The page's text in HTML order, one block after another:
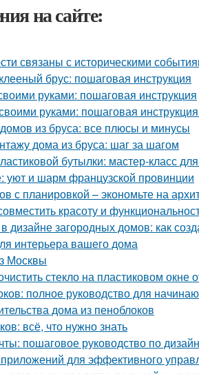
на сайте:
связаны с историческими
брус: пошаговая инструкция
руками: пошаговая инструкция
руками: пошаговая
из бруса: все плюсы и минусы
дома из бруса: шаг за шагом
бутылки: мастер-класс
уют и шарм французской провинции
с планировкой – экономьте на
красоту и
загородных домов: как
интерьера вашего дома
Москвы
стекло на пластиковом окне
полное руководство для
дома из пеноблоков
всё, что нужно знать
пошаговое руководство по
для эффективного